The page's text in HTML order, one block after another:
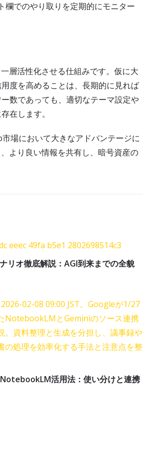
欄でのやり取りを定期的にモニター
層活性化させる仕組みです。仮に大
度を高めることは、長期的に見れば
数であっても、適切なテーマ設定や
在します。
場において大きなアドバンテージに
より良い情報を共有し、暗号資産の
リオ徹底解説：AGI到来までの全貌
活用法：使い分けと連携